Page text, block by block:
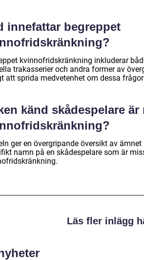
innefattar begreppet
kvinnofridskränkning inkluderar
trakasserier och andra former av
att sprida medvetenhet om dessa
känd skådespelare
ger en övergripande översikt av
namn på en skådespelare som är
Läs fler inlägg